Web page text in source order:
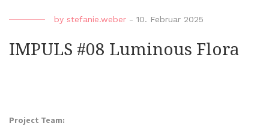
by stefanie.weber - 10. Februar 2025
IMPULS #08 Luminous Flora
Project Team: